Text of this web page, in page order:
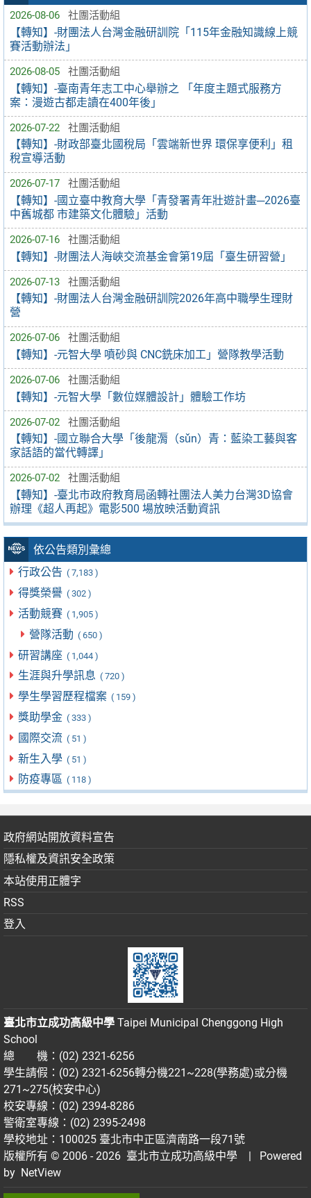
2026-08-06 社團活動組
【轉知】-財團法人台灣金融研訓院「115年金融知識線上競
賽活動辦法」
2026-08-05 社團活動組
【轉知】-臺南青年志工中心舉辦之 「年度主題式服務方
案：漫遊古都走讀在400年後」
2026-07-22 社團活動組
【轉知】-財政部臺北國稅局「雲端新世界 環保享便利」租
稅宣導活動
2026-07-17 社團活動組
【轉知】-國立臺中教育大學「青發署青年壯遊計畫─2026臺
中舊城都 市建築文化體驗」活動
2026-07-16 社團活動組
【轉知】-財團法人海峽交流基金會第19屆「臺生研習營」
2026-07-13 社團活動組
【轉知】-財團法人台灣金融研訓院2026年高中職學生理財
營
2026-07-06 社團活動組
【轉知】-元智大學 噴砂與 CNC銑床加工」營隊教學活動
2026-07-06 社團活動組
【轉知】-元智大學「數位媒體設計」體驗工作坊
2026-07-02 社團活動組
【轉知】-國立聯合大學「後龍漘（sǔn）青：藍染工藝與客
家話語的當代轉譯」
2026-07-02 社團活動組
【轉知】-臺北市政府教育局函轉社團法人美力台灣3D協會
辦理《超人再起》電影500 場放映活動資訊
依公告類別彙總
行政公告 ( 7,183 )
得獎榮譽 ( 302 )
活動競賽 ( 1,905 )
營隊活動 ( 650 )
研習講座 ( 1,044 )
生涯與升學訊息 ( 720 )
學生學習歷程檔案 ( 159 )
獎助學金 ( 333 )
國際交流 ( 51 )
新生入學 ( 51 )
防疫專區 ( 118 )
政府網站開放資料宣告
隱私權及資訊安全政策
本站使用正體字
RSS
登入
臺北市立成功高級中學 Taipei Municipal Chenggong High
School
總 機：(02) 2321-6256
學生請假：(02) 2321-6256轉分機221~228(學務處)或分機
271~275(校安中心)
校安專線：(02) 2394-8286
警衛室專線：(02) 2395-2498
學校地址：100025 臺北市中正區濟南路一段71號
版權所有 © 2006 - 2026 臺北市立成功高級中學
| Powered
by NetView